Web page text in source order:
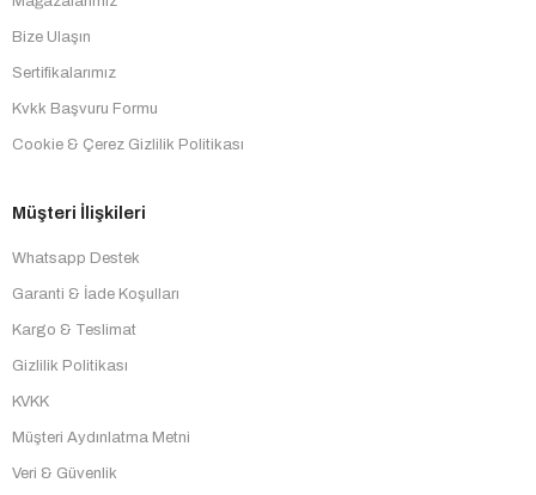
Bize Ulaşın
Sertifikalarımız
Kvkk Başvuru Formu
Cookie & Çerez Gizlilik Politikası
Müşteri İlişkileri
Whatsapp Destek
Garanti & İade Koşulları
Kargo & Teslimat
Gizlilik Politikası
KVKK
Müşteri Aydınlatma Metni
Veri & Güvenlik